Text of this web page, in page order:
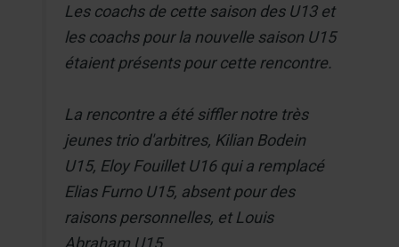
Les coachs de cette saison des U13 et
les coachs pour la nouvelle saison U15
étaient présents pour cette rencontre.
La rencontre a été siffler notre très
jeunes trio d'arbitres, Kilian Bodein
U15, Eloy Fouillet U16 qui a remplacé
Elias Furno U15, absent pour des
raisons personnelles, et Louis
Abraham U15.